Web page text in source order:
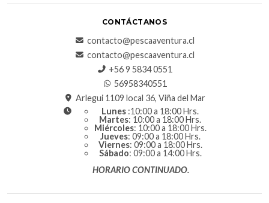
CONTÁCTANOS
contacto@pescaaventura.cl
contacto@pescaaventura.cl
+56 9 5834 0551
56958340551
Arlegui 1109 local 36, Viña del Mar
Lunes :10:00 a 18:00 Hrs.
Martes: 10:00 a 18:00 Hrs.
Miércoles: 10:00 a 18:00 Hrs.
Jueves: 09:00 a 18:00 Hrs.
Viernes: 09:00 a 18:00 Hrs.
Sábado: 09:00 a 14:00 Hrs.
HORARIO CONTINUADO.